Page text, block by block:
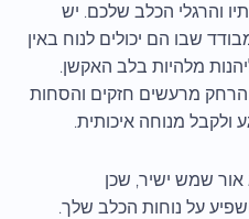
והרגלי הכלב שלכם. יש
שבו הם יכולים לנוח באין
מלהיות בלב האקשן.
הרחק מרעשים חזקים והסחות
ולקבל מנוחה איכותית.
אור שמש ישיר, שכן
על נוחות הכלב שלך.